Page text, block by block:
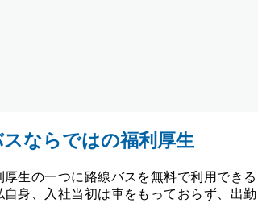
ならではの福利厚生
生の一つに路線バスを無料で利用できる
身、入社当初は車をもっておらず、出勤